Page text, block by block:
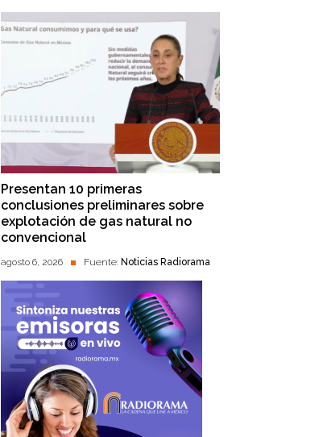
Presentan 10 primeras
conclusiones preliminares sobre
explotación de gas natural no
convencional
agosto 6, 2026 Fuente: Noticias Radiorama